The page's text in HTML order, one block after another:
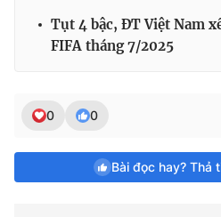
Tụt 4 bậc, ĐT Việt Nam
FIFA tháng 7/2025
0 0
Bài đọc hay? Thả